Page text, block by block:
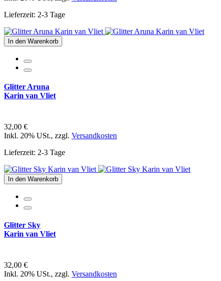
Lieferzeit: 2-3 Tage
In den Warenkorb
Glitter Aruna
Karin van Vliet
32,00 €
Inkl. 20% USt., zzgl. Versandkosten
Lieferzeit: 2-3 Tage
In den Warenkorb
Glitter Sky
Karin van Vliet
32,00 €
Inkl. 20% USt., zzgl. Versandkosten